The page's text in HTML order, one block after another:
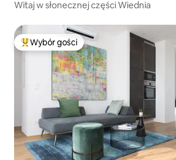
Witaj w słonecznej części Wiednia
Najpopularniejsze z kategorii Wybór gości
Wybór gości